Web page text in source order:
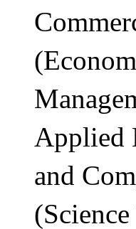
Applied
and